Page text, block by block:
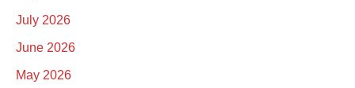
July 2026
June 2026
May 2026